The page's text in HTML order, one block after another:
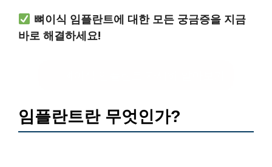
뼈이식 임플란트에 대한 모든 궁금증을 지금
바로 해결하세요!
임플란트란 무엇인가?